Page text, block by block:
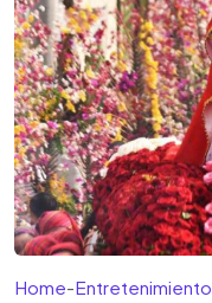
Home-Entretenimiento